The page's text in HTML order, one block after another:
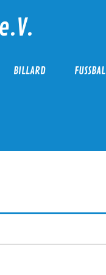
BILLARD FUSSBALL